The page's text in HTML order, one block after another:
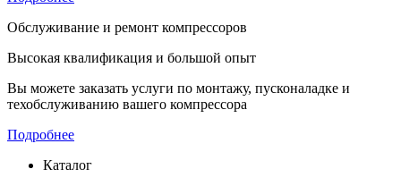
Обслуживание и ремонт компрессоров
Высокая квалификация и большой опыт
Вы можете заказать услуги по монтажу, пусконаладке и
техобслуживанию вашего компрессора
Подробнее
Каталог